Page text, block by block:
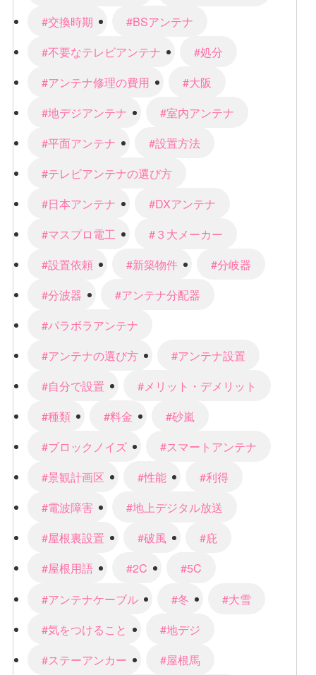
#交換時期
#BSアンテナ
#不要なテレビアンテナ
#処分
#アンテナ修理の費用
#大阪
#地デジアンテナ
#室内アンテナ
#平面アンテナ
#設置方法
#テレビアンテナの選び方
#日本アンテナ
#DXアンテナ
#マスプロ電工
#３大メーカー
#設置依頼
#新築物件
#分岐器
#分波器
#アンテナ分配器
#パラボラアンテナ
#アンテナの選び方
#アンテナ設置
#自分で設置
#メリット・デメリット
#種類
#料金
#砂嵐
#ブロックノイズ
#スマートアンテナ
#景観計画区
#性能
#利得
#電波障害
#地上デジタル放送
#屋根裏設置
#破風
#庇
#屋根用語
#2C
#5C
#アンテナケーブル
#冬
#大雪
#気をつけること
#地デジ
#ステーアンカー
#屋根馬